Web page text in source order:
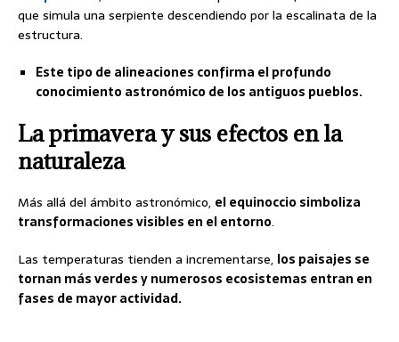
que simula una serpiente descendiendo por la escalinata de la
estructura.
Este tipo de alineaciones confirma el profundo
conocimiento astronómico de los antiguos pueblos.
La primavera y sus efectos en la
naturaleza
Más allá del ámbito astronómico, el equinoccio simboliza
transformaciones visibles en el entorno.
Las temperaturas tienden a incrementarse, los paisajes se
tornan más verdes y numerosos ecosistemas entran en
fases de mayor actividad.